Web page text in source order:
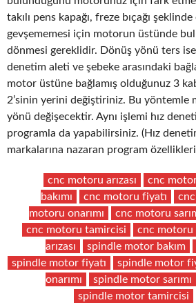
takılı pens kapağı, freze bıçağı
gevşememesi için motorun üstünde
dönmesi gereklidir. Dönüş yönü ters
denetim aleti ve şebeke arasındaki
motor üstüne bağlamış olduğunuz 3
2’sinin yerini değiştiriniz. Bu yöntemle
yönü değişecektir. Aynı işlemi hız
programla da yapabilirsiniz. (Hız
markalarına nazaran program
cnc motoru arızası cnc
bakımı
cnc motoru fiyatı
motoru onarımı
cnc motoru
cnc motoru tamircisi
cnc motoru
arızası
spindle motor bakım
spindle motor fiyatı
spindle motor
onarımı
spindle motor sarımı
spindle motor tamircisi